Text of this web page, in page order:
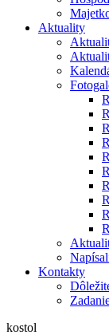
Aktuality
Kontakty
kostol